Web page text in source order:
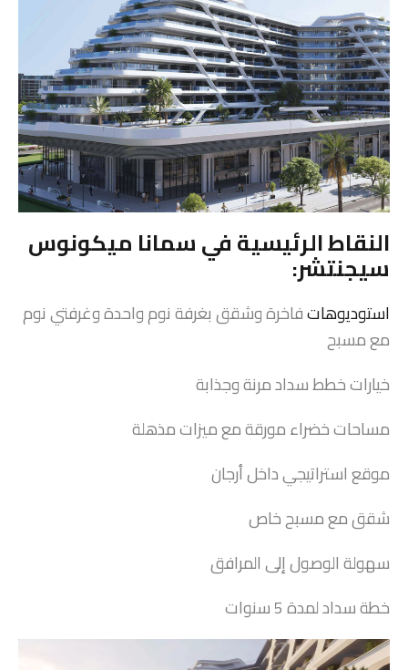
النقاط الرئيسية في سمانا ميكونوس
سيجنتشر:
استوديوهاتفاخرة وشقق بغرفة نوم واحدة وغرفتي نوم
مع مسبح
خيارات خطط سداد مرنة وجذابة
مساحات خضراء مورقة مع ميزات مذهلة
موقع استراتيجي داخل أرجان
شقق مع مسبح خاص
سهولة الوصول إلى المرافق
خطة سداد لمدة 5 سنوات